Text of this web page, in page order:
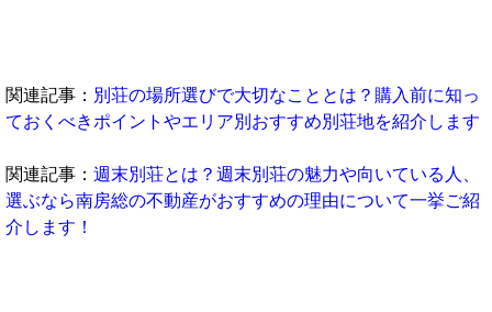
関連記事： 別荘の場所選びで大切なこととは？購入前に知っ
ておくべきポイントやエリア別おすすめ別荘地を紹介します
関連記事： 週末別荘とは？週末別荘の魅力や向いている人、
選ぶなら南房総の不動産がおすすめの理由について一挙ご紹
介します！